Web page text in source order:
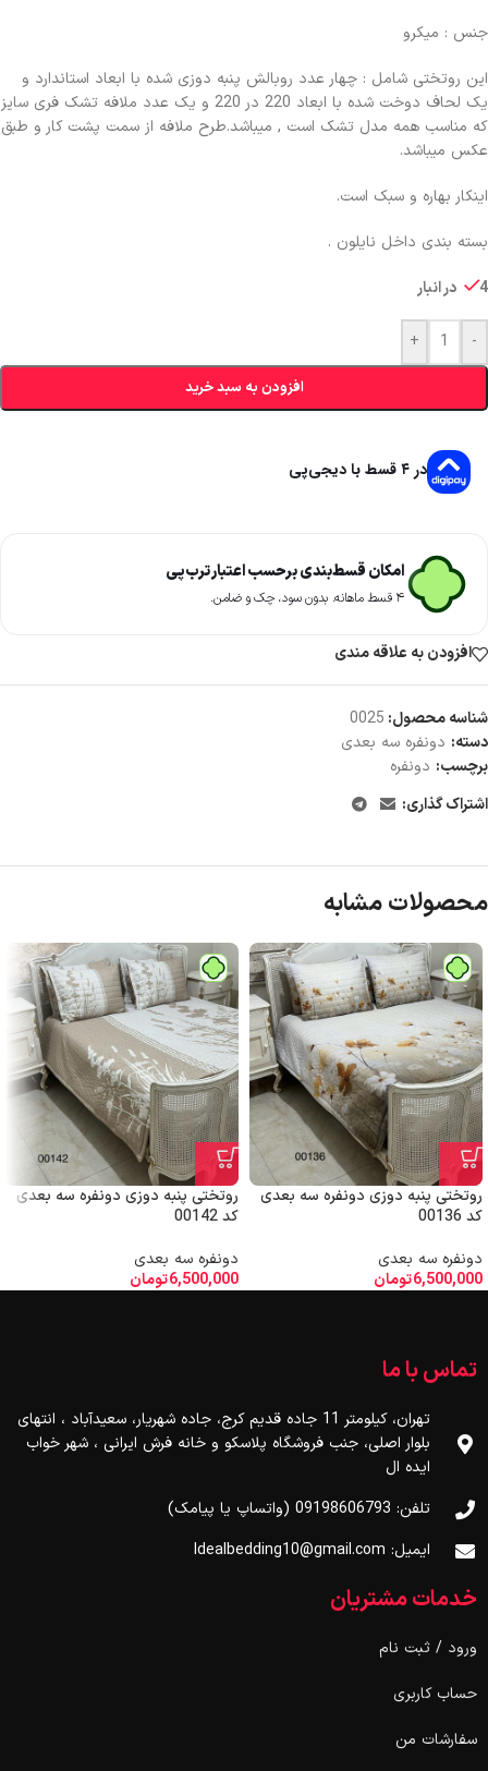
جنس : میکرو
این روتختی شامل : چهار عدد روبالش پنبه دوزی شده با ابعاد استاندارد و
یک لحاف دوخت شده با ابعاد 220 در 220 و یک عدد ملافه تشک فری سایز
که مناسب همه مدل تشک است , میباشد.طرح ملافه از سمت پشت کار و طبق
عکس میباشد.
اینکار بهاره و سبک است.
بسته بندی داخل نایلون .
4 در انبار
-
+
افزودن به سبد خرید
در ۴ قسط با دیجی‌پی
امکان قسط‌بندی برحسب اعتبار ترب‌پی
۴ قسط ماهانه. بدون سود، چک و ضامن.
افزودن به علاقه مندی
شناسه محصول: 0025
دسته: دونفره سه بعدی
برچسب: دونفره
اشتراک گذاری:
محصولات مشابه
روتختی پنبه دوزی دونفره سه بعدی
کد 00136
دونفره سه بعدی
6,500,000تومان
روتختی پنبه دوزی دونفره سه بعدی
کد 00142
دونفره سه بعدی
6,500,000تومان
تماس با ما
تهران، کیلومتر 11 جاده قدیم کرج، جاده شهریار، سعیدآباد ، انتهای
بلوار اصلی، جنب فروشگاه پلاسکو و خانه فرش ایرانی ، شهر خواب
ایده ال
تلفن: 09198606793 (واتساپ یا پیامک)
ایمیل: Idealbedding10@gmail.com
خدمات مشتریان
ورود / ثبت نام
حساب کاربری
سفارشات من